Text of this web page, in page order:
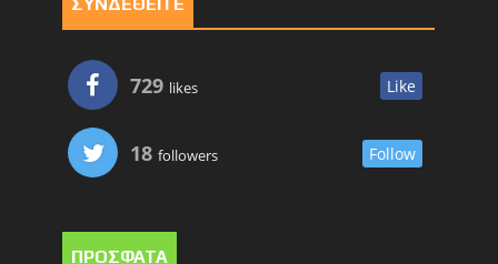
729 likes Like
18 followers Follow
ΠΡΟΣΦΑΤΑ